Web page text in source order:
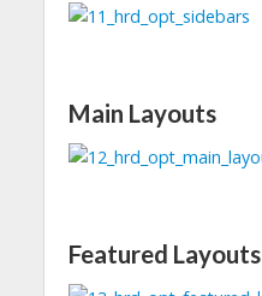
Main Layouts
Featured Layouts